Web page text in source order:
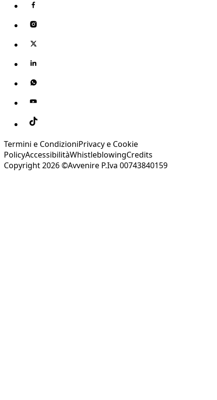
Termini e CondizioniPrivacy e Cookie
PolicyAccessibilitàWhistleblowingCredits
Copyright 2026 ©Avvenire P.Iva 00743840159